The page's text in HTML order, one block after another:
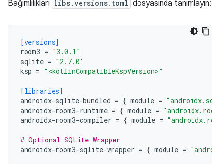
Bağımlılıkları libs.versions.toml dosyasında tanımlayın:
[versions]
room3 = "3.0.1"
sqlite = "2.7.0"
ksp = "<kotlinCompatibleKspVersion>"
[libraries]
androidx-sqlite-bundled = { module =
androidx-room3-runtime = { module =
androidx-room3-compiler = { module =
# Optional SQLite Wrapper
androidx-room3-sqlite-wrapper = { module =